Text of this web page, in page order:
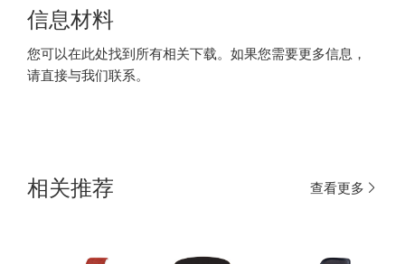
信息材料
您可以在此处找到所有相关下载。如果您需要更多信息，
请直接与我们联系。
相关推荐 查看更多